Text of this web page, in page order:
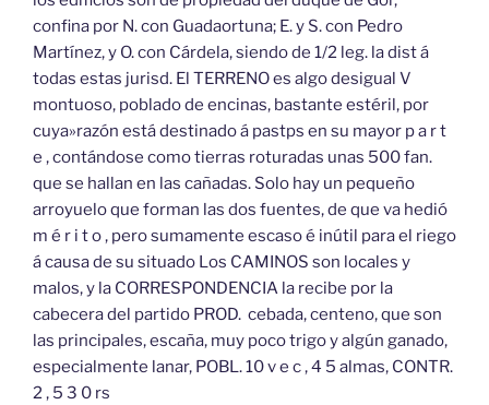
confina por N. con Guadaortuna; E. y S. con Pedro
Martínez, y O. con Cárdela, siendo de 1/2 leg. la dist á
todas estas jurisd. El TERRENO es algo desigual V
montuoso, poblado de encinas, bastante estéril, por
cuya»razón está destinado á pastps en su mayor p a r t
e , contándose como tierras roturadas unas 500 fan.
que se hallan en las cañadas. Solo hay un pequeño
arroyuelo que forman las dos fuentes, de que va hedió
m é r i t o , pero sumamente escaso é inútil para el riego
á causa de su situado Los CAMINOS son locales y
malos, y la CORRESPONDENCIA la recibe por la
cabecera del partido PROD. cebada, centeno, que son
las principales, escaña, muy poco trigo y algún ganado,
especialmente lanar, POBL. 10 v e c , 4 5 almas, CONTR.
2 , 5 3 0 rs